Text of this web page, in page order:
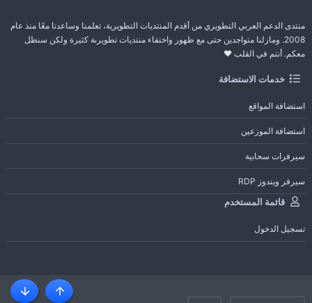
منتدى الدعم العربي التطويري من أقدم المنتديات التطويرية، تعلمنا وساعدنا معًا منذ عام
2008. ومازلنا متواجدين حتى مع ظهور واختفاء منتديات تطويرىة كثيرة ولكن سنظل
معكم. أنتم في القلب ❤️
خدمات الاستضافة
استضافة المواقع
استضافة الموزعين
سيرفرات سحابية
سيرفر ويندوز RDP
قائمة المستخدم
تسجيل الدخول
أعلى أسفل